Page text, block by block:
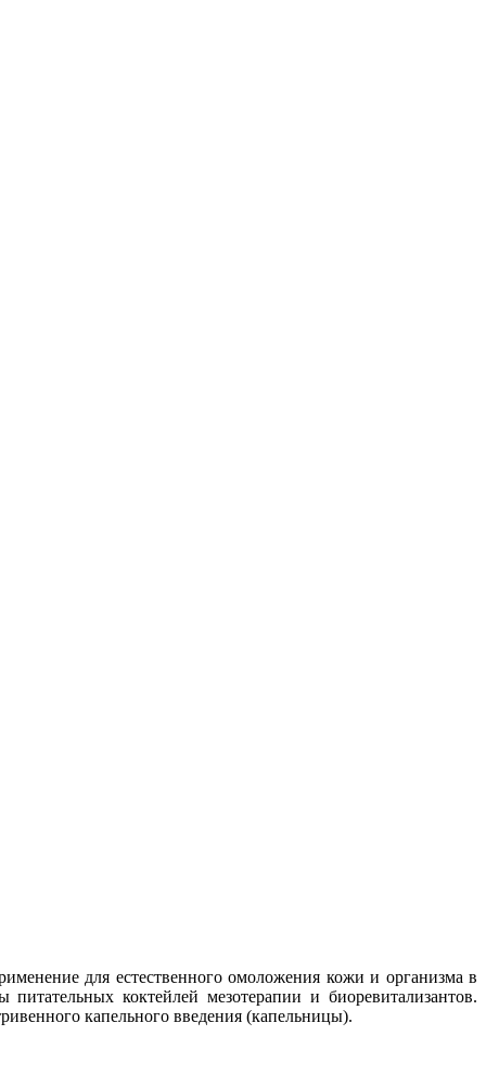
для естественного омоложения кожи и организма в
коктейлей мезотерапии и биоревитализантов.
капельного введения (капельницы).